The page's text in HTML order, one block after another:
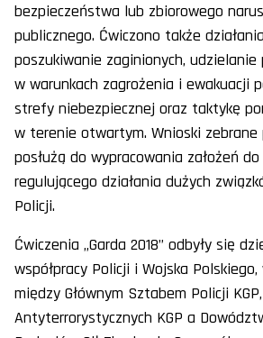
bezpieczeństwa lub zbiorowego
publicznego. Ćwiczono także
poszukiwanie zaginionych, udzielanie
w warunkach zagrożenia i ewakuacji
strefy niebezpiecznej oraz taktykę
w terenie otwartym. Wnioski zebrane
posłużą do wypracowania założeń
regulującego działania dużych
Policji.
Ćwiczenia „Garda 2018” odbyły się
współpracy Policji i Wojska
między Głównym Sztabem Policji
Antyterrorystycznych KGP a